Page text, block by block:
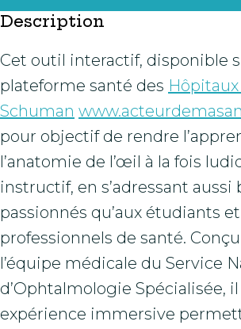
Description
Cet outil interactif, disponible
plateforme santé des
Schuman
pour objectif de rendre
l’anatomie de l’œil à la fois
instructif, en s’adressant aussi
passionnés qu’aux étudiants
professionnels de santé.
l’équipe médicale du Service
d’Ophtalmologie Spécialisée,
expérience immersive